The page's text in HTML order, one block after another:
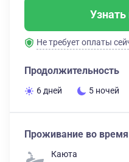
Узнать
Не требует оплаты
Продолжительность
6 дней 5 ночей
Проживание во время
Каюта